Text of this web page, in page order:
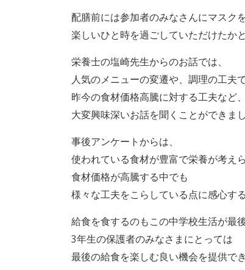
配膳前には参加者のみなさんにマスク
楽しいひと時を過ごしていただけたかと
栄養士の塩崎先生からのお話では、
人気のメニューの変遷や、調理の工夫
昨今の食材価格高騰に対する工夫など、
大変興味深いお話を聞くことができまし
事後アンケートからは、
使われている食材が豊富で栄養が考え
食材価格が高騰する中でも
様々な工夫をこらしている点に感心す
給食を食するのもこの中学校生活が最
3年生の保護者のみなさまにとっては
最後の給食を楽しむ良い機会を提供で